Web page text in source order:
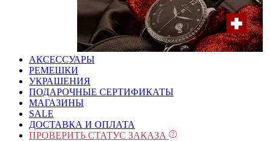
АКСЕССУАРЫ
РЕМЕШКИ
УКРАШЕНИЯ
ПОДАРОЧНЫЕ СЕРТИФИКАТЫ
МАГАЗИНЫ
SALE
ДОСТАВКА И ОПЛАТА
ПРОВЕРИТЬ СТАТУС ЗАКАЗА